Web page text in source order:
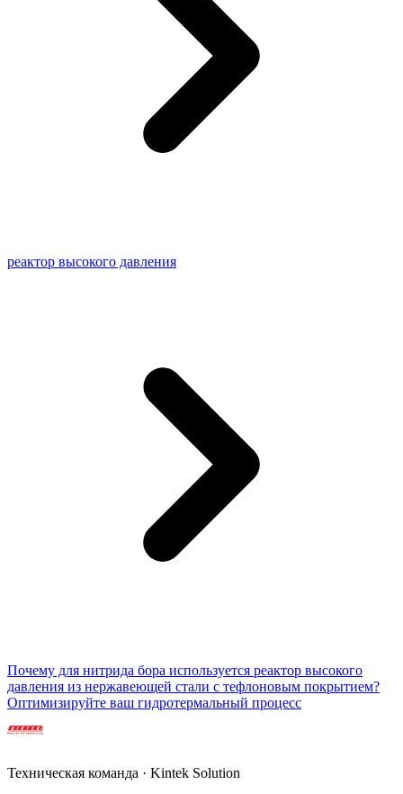
реактор высокого давления
Почему для нитрида бора используется реактор высокого
давления из нержавеющей стали с тефлоновым покрытием?
Оптимизируйте ваш гидротермальный процесс
Техническая команда · Kintek Solution